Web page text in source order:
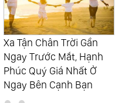
Xa Tận Chân Trời Gần
Ngay Trước Mắt, Hạnh
Phúc Quý Giá Nhất Ở
Ngay Bên Cạnh Bạn